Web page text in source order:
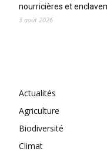
nourricières et
3 août 2026
Actualités
Agriculture
Biodiversité
Climat